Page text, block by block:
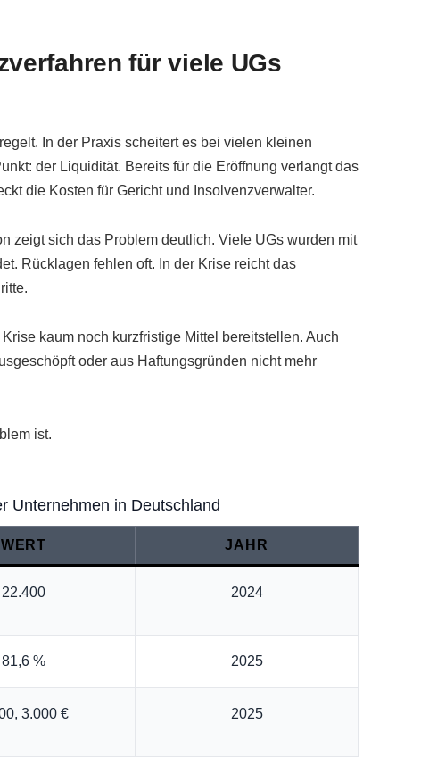
für viele UGs
In der Praxis scheitert es bei vielen kleinen
der Liquidität. Bereits für die Eröffnung verlangt das
die Kosten für Gericht und Insolvenzverwalter.
zeigt sich das Problem deutlich. Viele UGs wurden mit
Rücklagen fehlen oft. In der Krise reicht das
kaum noch kurzfristige Mittel bereitstellen. Auch
oder aus Haftungsgründen nicht mehr
ist.
Unternehmen in Deutschland
WERT JAHR
22.400 2024
81,6 % 2025
3.000 € 2025